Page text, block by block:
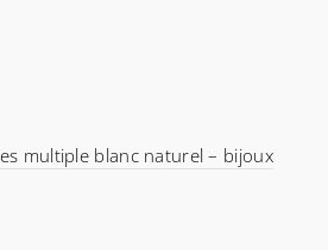
multiple blanc naturel – bijoux